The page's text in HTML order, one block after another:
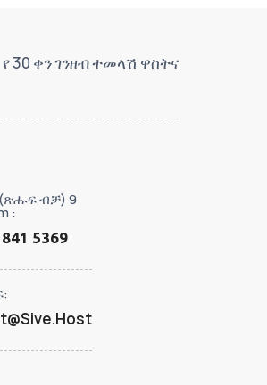
የ 30 ቀን ገንዘብ ተመላሽ ዋስትና
ብቻ) 9
:
5369